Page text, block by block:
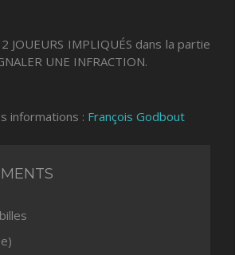
2 JOUEURS IMPLIQUÉS dans la partie
UNE INFRACTION.
informations : François Godbout